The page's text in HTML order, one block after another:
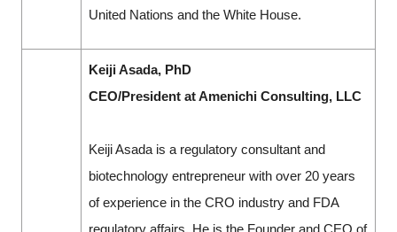
United Nations and the White House.
Keiji Asada, PhD
CEO/President at Amenichi Consulting, LLC
Keiji Asada is a regulatory consultant and
biotechnology entrepreneur with over 20 years
of experience in the CRO industry and FDA
regulatory affairs. He is the Founder and CEO of